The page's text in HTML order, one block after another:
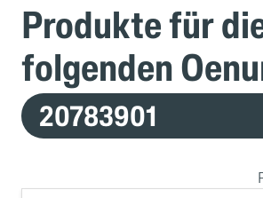
Produkte für
folgenden
20783901